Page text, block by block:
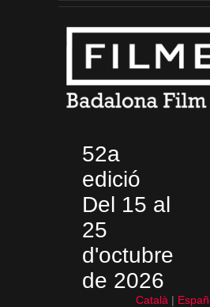
52a
edició
Del 15 al
25
d'octubre
de 2026
Català